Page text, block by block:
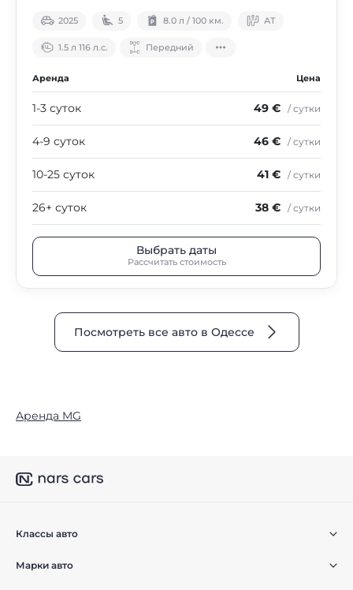
2025 5 8.0 л / 100 км. АТ
1.5 л 116 л.с. Передний
Аренда Цена
1-3 суток 49 € / сутки
4-9 суток 46 € / сутки
10-25 суток 41 € / сутки
26+ суток 38 € / сутки
Выбрать даты
Рассчитать стоимость
Посмотреть все авто в Одессе
Аренда MG
Классы авто
Марки авто